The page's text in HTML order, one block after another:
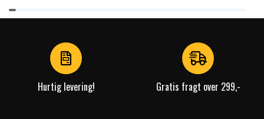
Item
1
Hurtig levering! Gratis fragt over 299,-